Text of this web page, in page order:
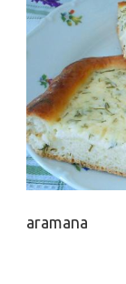
aramana